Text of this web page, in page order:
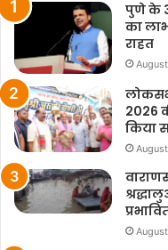
पुणे के
का
राहत
2026
किया